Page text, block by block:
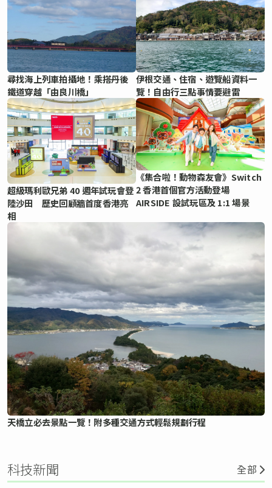
尋找海上列車拍攝地！乘搭丹後
鐵道穿越「由良川橋」
伊根交通、住宿、遊覽船資料一
覽！自由行三點事情要避雷
超級瑪利歐兄弟 40 週年試玩會登
陸沙田 歷史回顧牆首度香港亮
相
《集合啦！動物森友會》Switch
2 香港首個官方活動登場
AIRSIDE 設試玩區及 1:1 場景
天橋立必去景點一覽！附多種交通方式輕鬆規劃行程
科技新聞 全部